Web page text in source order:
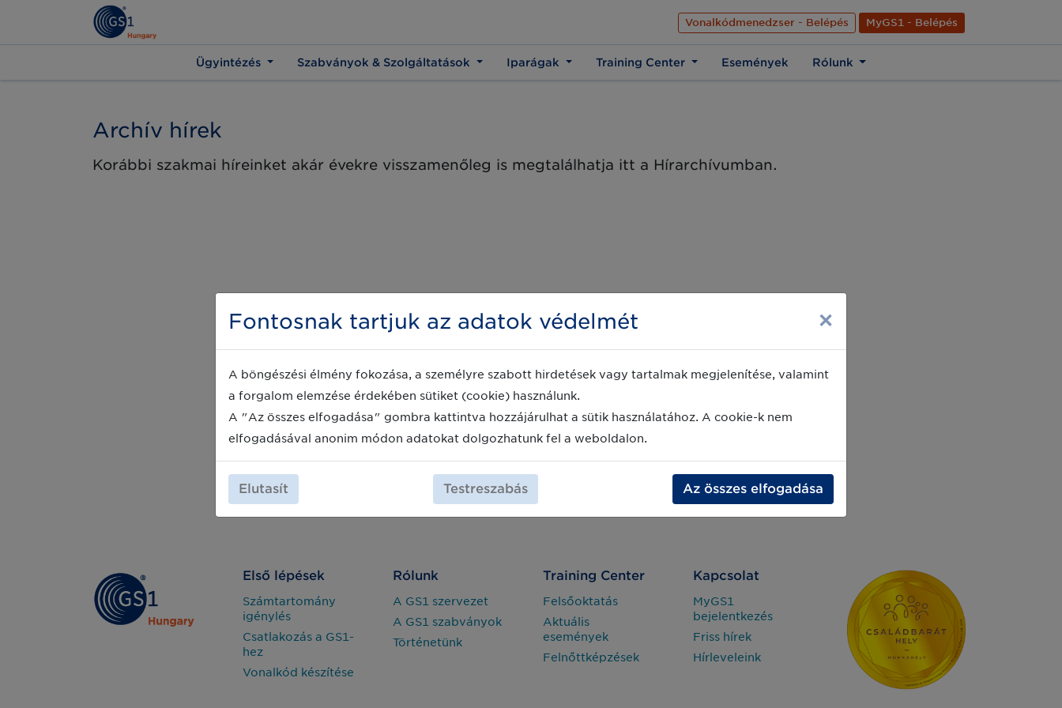
Az üzleti élet közös nyelve Hírek Kapcsolat Rólunk
EN
Vonalkódmenedzser - Belépés
MyGS1 - Belépés
Ügyintézés Szabványok & Szolgáltatások Iparágak Training Center Események Rólunk
Archív hírek
Korábbi szakmai híreinket akár évekre visszamenőleg is megtalálhatja itt a Hírarchívumban.
Első lépések
Számtartomány
igénylés
Csatlakozás a GS1-
hez
Vonalkód készítése
Rólunk
A GS1 szervezet
A GS1 szabványok
Történetünk
Training Center
Felsőoktatás
Aktuális
események
Felnőttképzések
Kapcsolat
MyGS1
bejelentkezés
Friss hírek
Hírleveleink
Fontosnak tartjuk az adatok védelmét ×
A böngészési élmény fokozása, a személyre szabott hirdetések vagy tartalmak megjelenítése, valamint
a forgalom elemzése érdekében sütiket (cookie) használunk.
A "Az összes elfogadása" gombra kattintva hozzájárulhat a sütik használatához. A cookie-k nem
elfogadásával anonim módon adatokat dolgozhatunk fel a weboldalon.
Elutasít Testreszabás Az összes elfogadása